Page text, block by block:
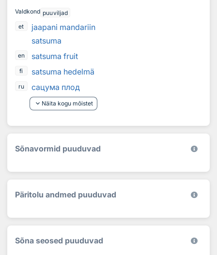
Valdkond puuviljad
et
jaapani mandariin
satsuma
en satsuma fruit
fi satsuma hedelmä
ru
сацума плод
keyboard_arrow_down Näita kogu mõistet
Sõnavormid puuduvad
Päritolu andmed puuduvad
Sõna seosed puuduvad